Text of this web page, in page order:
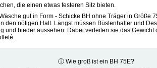
die einen etwas festeren Sitz bieten.
gut in Form - Schicke BH ohne Träger in Größe
den nötigen Halt. Längst müssen Büstenhalter und
und bieder aussehen. Dabei verteilen sie das
ⓘ Wie groß ist ein BH 75E?